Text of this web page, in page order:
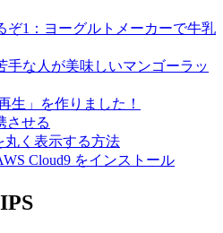
ぞ1：ヨーグルトメーカーで牛乳
手な人が美味しいマンゴーラッ
生」を作りました！
させる
丸く表示する方法
Cloud9 をインストール